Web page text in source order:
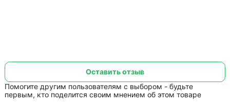
Помогите другим пользователям с выбором - будьте
первым, кто поделится своим мнением об этом товаре
Оставить отзыв